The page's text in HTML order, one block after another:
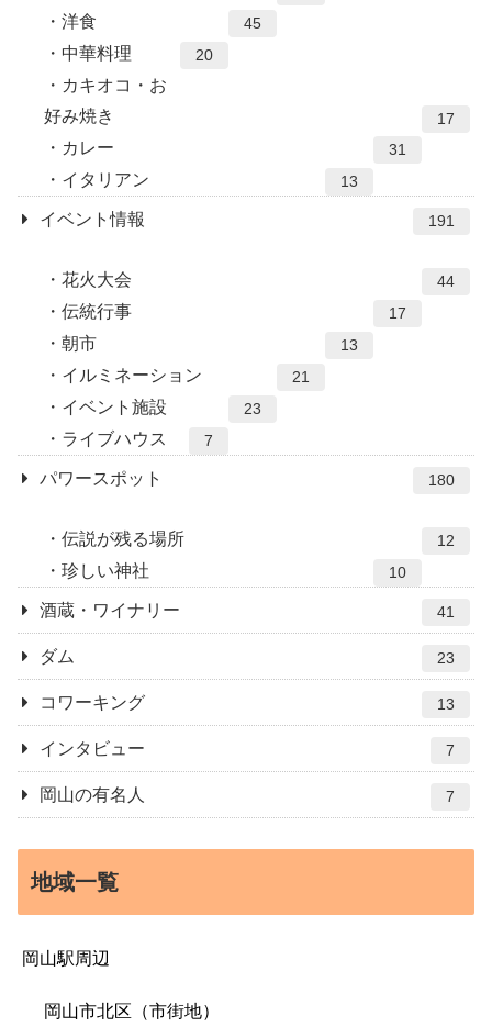
洋食 45
中華料理 20
カキオコ・お
好み焼き
17
カレー 31
イタリアン 13
イベント情報 191
花火大会 44
伝統行事 17
朝市 13
イルミネーション 21
イベント施設 23
ライブハウス 7
パワースポット 180
伝説が残る場所 12
珍しい神社 10
酒蔵・ワイナリー 41
ダム 23
コワーキング 13
インタビュー 7
岡山の有名人 7
地域一覧
岡山駅周辺
岡山市北区（市街地）